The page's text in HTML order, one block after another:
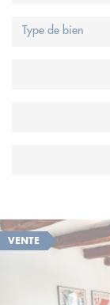
Type de bien
VENTE